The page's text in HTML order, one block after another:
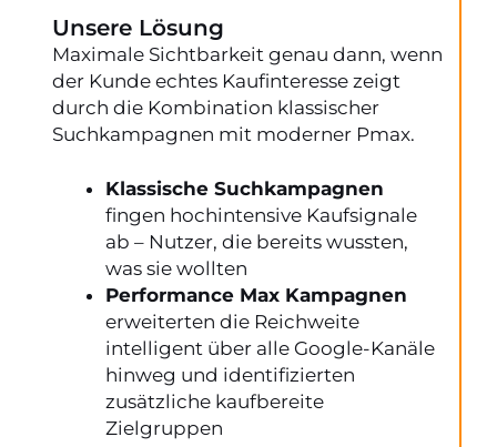
Unsere Lösung
Maximale Sichtbarkeit genau dann, wenn
der Kunde echtes Kaufinteresse zeigt
durch die Kombination klassischer
Suchkampagnen mit moderner Pmax.
Klassische Suchkampagnen
fingen hochintensive Kaufsignale
ab – Nutzer, die bereits wussten,
was sie wollten
Performance Max Kampagnen
erweiterten die Reichweite
intelligent über alle Google-Kanäle
hinweg und identifizierten
zusätzliche kaufbereite
Zielgruppen